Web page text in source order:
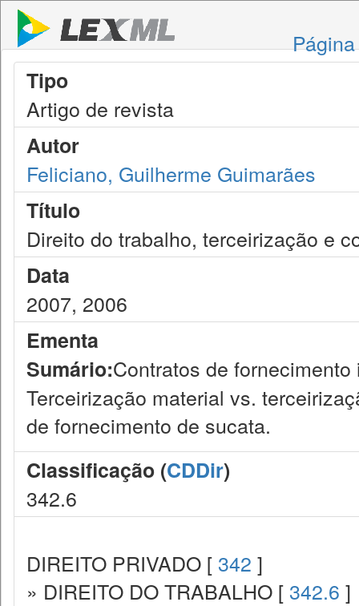
Tipo
Artigo de revista
Autor
Feliciano, Guilherme Guimarães
Título
Direito do trabalho, terceirização e
Data
2007, 2006
Ementa
Sumário:Contratos de
Terceirização material vs.
de fornecimento de sucata.
Classificação (CDDir)
342.6
DIREITO PRIVADO [ 342 ]
» DIREITO DO TRABALHO [ 342.6 ]